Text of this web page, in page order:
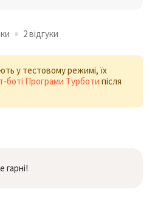
2 відгуки
у тестовому режимі, їх
боті Програми Турботи після